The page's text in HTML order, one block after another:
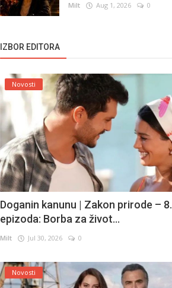
Milt Aug 1, 2026 0
IZBOR EDITORA
Novosti
Doganin kanunu | Zakon prirode – 8.
epizoda: Borba za život...
Milt Jul 30, 2026 0
Novosti